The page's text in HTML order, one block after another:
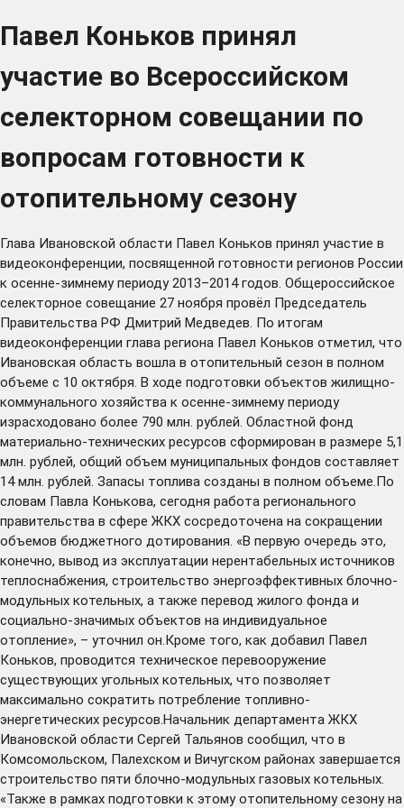
Павел Коньков принял
участие во Всероссийском
селекторном совещании по
вопросам готовности к
отопительному сезону
Глава Ивановской области Павел Коньков принял участие в
видеоконференции, посвященной готовности регионов России
к осенне-зимнему периоду 2013–2014 годов. Общероссийское
селекторное совещание 27 ноября провёл Председатель
Правительства РФ Дмитрий Медведев. По итогам
видеоконференции глава региона Павел Коньков отметил, что
Ивановская область вошла в отопительный сезон в полном
объеме с 10 октября. В ходе подготовки объектов жилищно-
коммунального хозяйства к осенне-зимнему периоду
израсходовано более 790 млн. рублей. Областной фонд
материально-технических ресурсов сформирован в размере 5,1
млн. рублей, общий объем муниципальных фондов составляет
14 млн. рублей. Запасы топлива созданы в полном объеме.По
словам Павла Конькова, сегодня работа регионального
правительства в сфере ЖКХ сосредоточена на сокращении
объемов бюджетного дотирования. «В первую очередь это,
конечно, вывод из эксплуатации нерентабельных источников
теплоснабжения, строительство энергоэффективных блочно-
модульных котельных, а также перевод жилого фонда и
социально-значимых объектов на индивидуальное
отопление», – уточнил он.Кроме того, как добавил Павел
Коньков, проводится техническое перевооружение
существующих угольных котельных, что позволяет
максимально сократить потребление топливно-
энергетических ресурсов.Начальник департамента ЖКХ
Ивановской области Сергей Тальянов сообщил, что в
Комсомольском, Палехском и Вичугском районах завершается
строительство пяти блочно-модульных газовых котельных.
«Также в рамках подготовки к этому отопительному сезону на